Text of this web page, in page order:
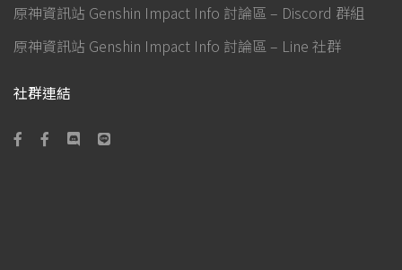
原神資訊站 Genshin Impact Info 討論區 – Discord 群組
原神資訊站 Genshin Impact Info 討論區 – Line 社群
社群連結